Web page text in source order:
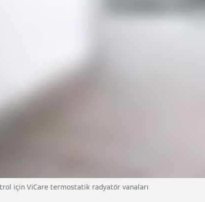
için ViCare termostatik radyatör vanaları